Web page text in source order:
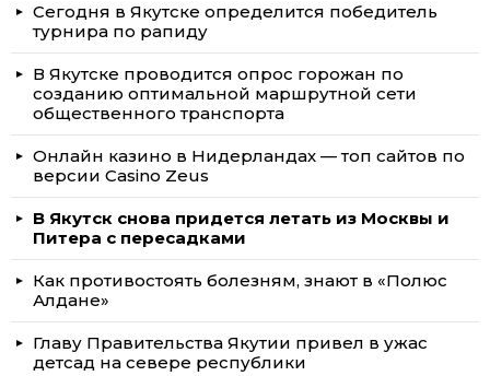
Сегодня в Якутске определится победитель
турнира по рапиду
В Якутске проводится опрос горожан по
созданию оптимальной маршрутной сети
общественного транспорта
Онлайн казино в Нидерландах — топ сайтов по
версии Casino Zeus
В Якутск снова придется летать из Москвы и
Питера с пересадками
Как противостоять болезням, знают в «Полюс
Алдане»
Главу Правительства Якутии привел в ужас
детсад на севере республики